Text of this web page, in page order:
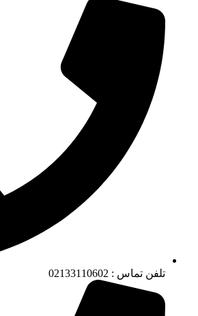
تلفن تماس : 02133110602